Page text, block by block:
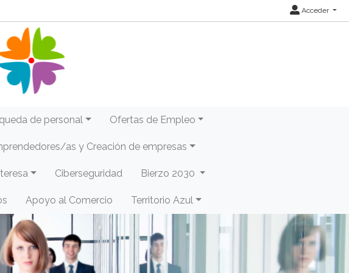
Acceder
de personal Ofertas de Empleo
as y Creación de empresas
Ciberseguridad Bierzo 2030
Apoyo al Comercio Territorio Azul